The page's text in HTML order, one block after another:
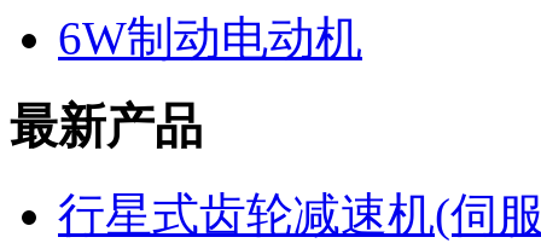
6W制动电动机
最新产品
行星式齿轮减速机(伺